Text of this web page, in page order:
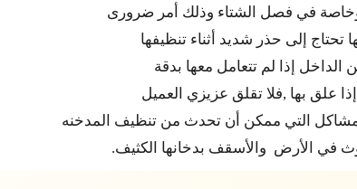
وخاصة في فصل الشتاء وذلك أمر ضرورى
إلى حذر شديد أثناء تنظيفها
الداخل إذا لم تتعامل معها بدقة
علق بها ,فلا تقلق عزيزي العميل
التي ممكن أن تحدث من تنظيف المدخنه
في الأرض والأسقف بدخانها الكثيف.